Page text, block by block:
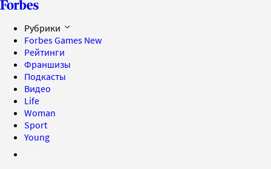
Рубрики
Forbes Games New
Рейтинги
Франшизы
Подкасты
Видео
Life
Woman
Sport
Young